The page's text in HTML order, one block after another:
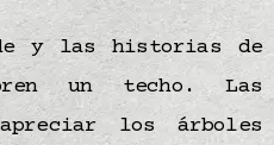
y las historias de
un techo. Las
los árboles